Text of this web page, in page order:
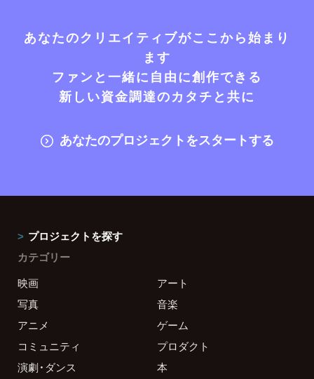
あなたのクリエイティブがここから始まり
ます
ファンと一緒に自由に創作できる
新しい資金調達のカタチと共に
あなたのプロジェクトをスタートする
プロジェクトを探す
カテゴリー
映画
アート
写真
音楽
アニメ
ゲーム
コミュニティ
プロダクト
演劇・ダンス
本